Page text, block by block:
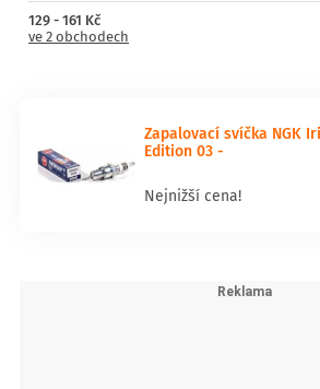
129 - 161 Kč
ve 2 obchodech
Zapalovací svíčka NGK
Edition 03 -
Nejnižší cena!